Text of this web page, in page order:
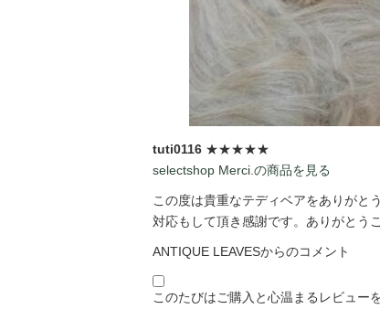
tuti0116 ★★★★★
selectshop Merci.の商品を見る
この度は貴重なテディベアをありがと
対応もして頂き感謝です。ありがとう
ANTIQUE LEAVESからのコメント
このたびはご購入と心温まるレビュー